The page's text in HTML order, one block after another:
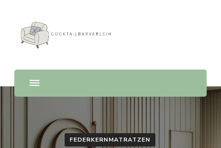
Cocktailbarverleih
FEDERKERNMATRATZEN